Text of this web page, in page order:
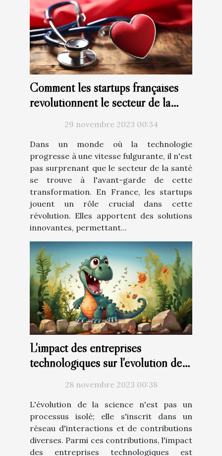
Comment les startups françaises
révolutionnent le secteur de la
santé avec la technologie
29 novembre 2023 00:34
Dans un monde où la technologie
progresse à une vitesse fulgurante, il n'est
pas surprenant que le secteur de la santé
se trouve à l'avant-garde de cette
transformation. En France, les startups
jouent un rôle crucial dans cette
révolution. Elles apportent des solutions
innovantes, permettant...
L'impact des entreprises
technologiques sur l'évolution de
28 novembre 2023 00:38
L'évolution de la science n'est pas un
processus isolé; elle s'inscrit dans un
réseau d'interactions et de contributions
diverses. Parmi ces contributions, l'impact
des entreprises technologiques est